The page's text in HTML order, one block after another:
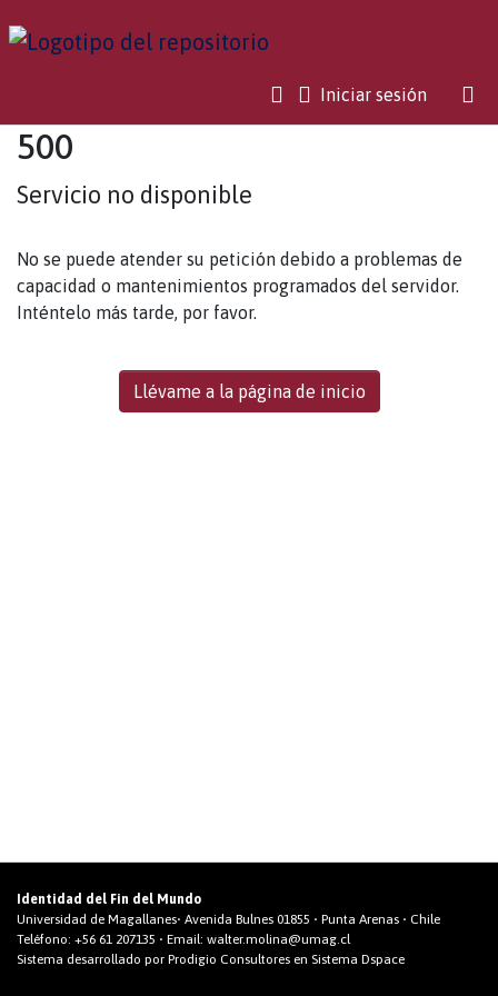
Iniciar sesión(current)
500
Servicio no disponible
No se puede atender su petición debido a problemas de
capacidad o mantenimientos programados del servidor.
Inténtelo más tarde, por favor.
Llévame a la página de inicio
Identidad del Fin del Mundo
Universidad de Magallanes• Avenida Bulnes 01855 • Punta Arenas • Chile
Teléfono: +56 61 207135 • Email: walter.molina@umag.cl
Sistema desarrollado por Prodigio Consultores en Sistema Dspace